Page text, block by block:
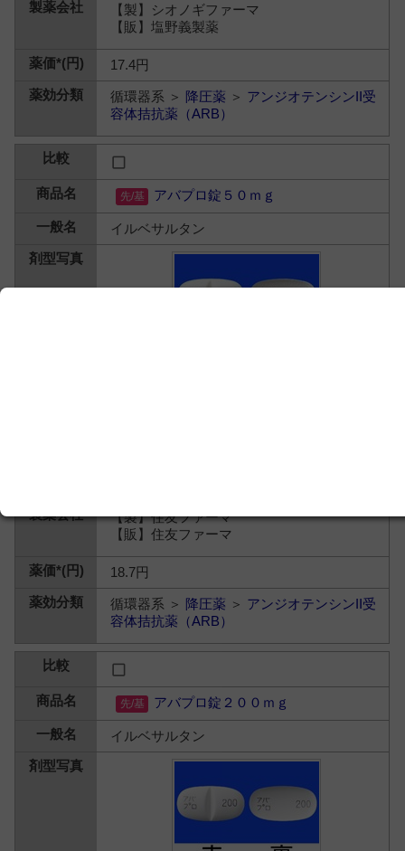
【製】シオノギファーマ
【販】塩野義製薬
17.4円
循環器系 ＞ 降圧薬 ＞ アンジオテンシンII受
容体拮抗薬（ARB）
アバプロ錠５０ｍｇ
イルベサルタン
【製】住友ファーマ
【販】住友ファーマ
18.7円
循環器系 ＞ 降圧薬 ＞ アンジオテンシンII受
容体拮抗薬（ARB）
アバプロ錠２００ｍｇ
イルベサルタン